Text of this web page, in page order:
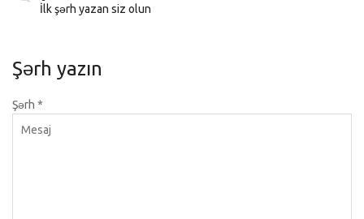
İlk şərh yazan siz olun
Şərh yazın
Şərh *